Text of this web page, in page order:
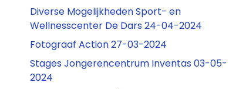
Diverse Mogelijkheden Sport- en
Wellnesscenter De Dars 24-04-2024
Fotograaf Action 27-03-2024
Stages Jongerencentrum Inventas 03-05-
2024